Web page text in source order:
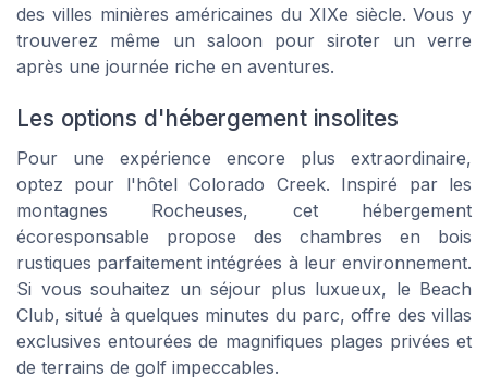
des villes minières américaines du XIXe siècle. Vous y
trouverez même un saloon pour siroter un verre
après une journée riche en aventures.
Les options d'hébergement insolites
Pour une expérience encore plus extraordinaire,
optez pour l'hôtel Colorado Creek. Inspiré par les
montagnes Rocheuses, cet hébergement
écoresponsable propose des chambres en bois
rustiques parfaitement intégrées à leur environnement.
Si vous souhaitez un séjour plus luxueux, le Beach
Club, situé à quelques minutes du parc, offre des villas
exclusives entourées de magnifiques plages privées et
de terrains de golf impeccables.